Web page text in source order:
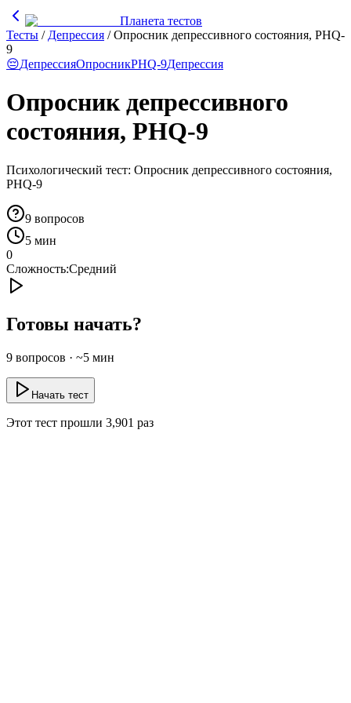
Планета тестов
Тесты / Депрессия /Опросник депрессивного состояния, PHQ-
9
😔ДепрессияОпросникPHQ-9Депрессия
Опросник депрессивного
состояния, PHQ-9
Психологический тест: Опросник депрессивного состояния,
PHQ-9
9 вопросов
5 мин
0
Сложность:Средний
Готовы начать?
9 вопросов · ~5 мин
Начать тест
Этот тест прошли 3,901 раз